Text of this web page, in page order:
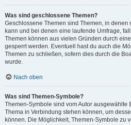
Was sind geschlossene Themen?
Geschlossene Themen sind Themen, in denen
kann und bei denen eine laufende Umfrage,
Themen können aus vielen Gründen durch
gesperrt werden. Eventuell hast du auch die
Themen zu schließen, sofern dies durch die
wurde.
Nach oben
Was sind Themen-Symbole?
Themen-Symbole sind vom Autor ausgewählte
Thema in Verbindung stehen können, um
können. Die Möglichkeit, Themen-Symbole zu